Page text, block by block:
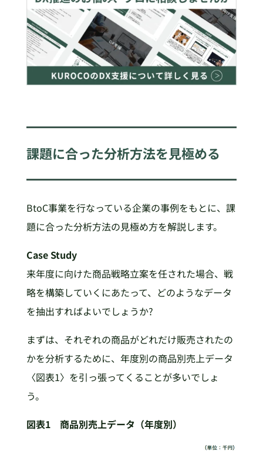
課題に合った分析方法を見極める
BtoC事業を行なっている企業の事例をもとに、課
題に合った分析方法の見極め方を解説します。
Case Study
来年度に向けた商品戦略立案を任された場合、戦
略を構築していくにあたって、どのようなデータ
を抽出すればよいでしょうか?
まずは、それぞれの商品がどれだけ販売されたの
かを分析するために、年度別の商品別売上データ
〈図表1〉を引っ張ってくることが多いでしょ
う。
図表1 商品別売上データ（年度別）